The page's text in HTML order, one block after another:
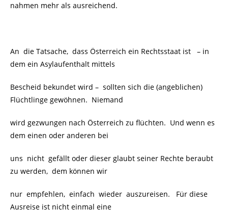
nahmen mehr als ausreichend.
An die Tatsache, dass Österreich ein Rechtsstaat ist
– in
dem ein Asylaufenthalt mittels
Bescheid bekundet wird – sollten sich die (angeblichen)
Flüchtlinge gewöhnen. Niemand
wird gezwungen nach Österreich zu flüchten. Und wenn es
dem einen oder anderen bei
uns nicht gefällt oder dieser glaubt seiner Rechte beraubt
zu werden, dem können wir
nur empfehlen, einfach wieder auszureisen. Für diese
Ausreise ist nicht einmal eine